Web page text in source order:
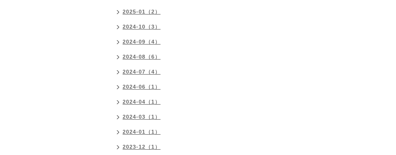
2025-01（2）
2024-10（3）
2024-09（4）
2024-08（6）
2024-07（4）
2024-06（1）
2024-04（1）
2024-03（1）
2024-01（1）
2023-12（1）